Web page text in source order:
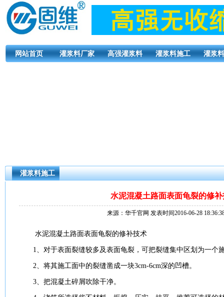
网站首页 灌浆料厂家 高强灌浆料 灌浆料施工 灌浆
灌浆料施工
水泥混凝土路面表面龟裂的修
来源：华千官网 发表时间2016-06-28
水泥混凝土路面表面龟裂的修补技术
1、对于表面裂缝较多及表面龟裂，可把裂缝集中区划为一个
2、将其施工面中的裂缝凿成一块3cm-6cm深的凹槽。
3、把混凝土碎屑吹除干净。